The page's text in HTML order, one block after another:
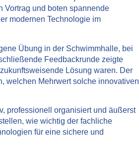
Vortrag und boten spannende
modernen Technologie im
Übung in der Schwimmhalle, bei
Feedbackrunde zeigte
Lösung waren. Der
welchen Mehrwert solche innovativen
professionell organisiert und äußerst
wie wichtig der fachliche
für eine sichere und